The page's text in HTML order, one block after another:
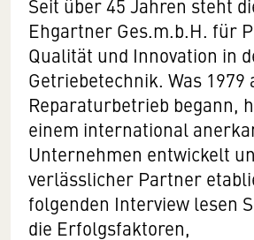
Seit über 45 Jahren steht
Ehgartner Ges.m.b.H. für
Qualität und Innovation in
Getriebetechnik. Was
Reparaturbetrieb begann,
einem international
Unternehmen entwickelt
verlässlicher Partner
folgenden Interview lesen
die Erfolgsfaktoren,